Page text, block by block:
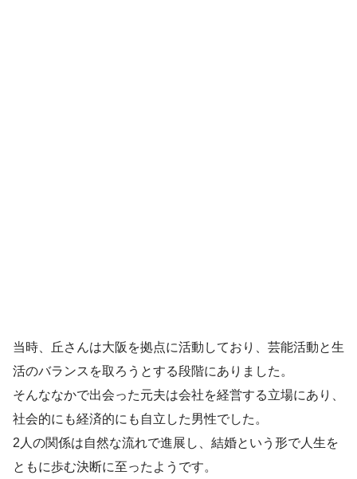
当時、丘さんは大阪を拠点に活動しており、芸能活動と生
活のバランスを取ろうとする段階にありました。
そんななかで出会った元夫は会社を経営する立場にあり、
社会的にも経済的にも自立した男性でした。
2人の関係は自然な流れで進展し、結婚という形で人生を
ともに歩む決断に至ったようです。